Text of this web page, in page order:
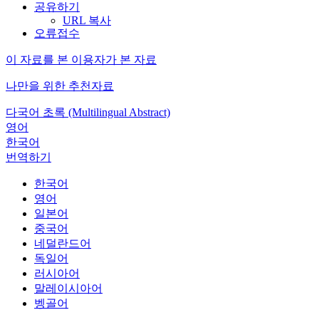
공유하기
URL 복사
오류접수
이 자료를 본 이용자가 본 자료
나만을 위한 추천자료
다국어 초록 (Multilingual Abstract)
영어
한국어
번역하기
한국어
영어
일본어
중국어
네덜란드어
독일어
러시아어
말레이시아어
벵골어